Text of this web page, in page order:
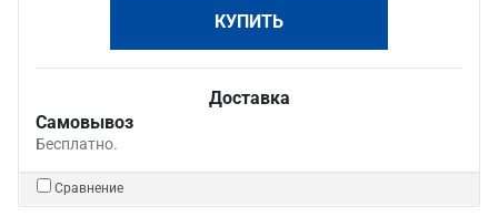
КУПИТЬ
Доставка
Самовывоз
Бесплатно.
Сравнение